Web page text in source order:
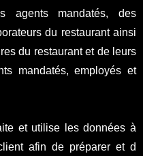
agents mandatés, des
du restaurant ainsi
du restaurant et de leurs
mandatés, employés et
et utilise les données à
afin de préparer et d